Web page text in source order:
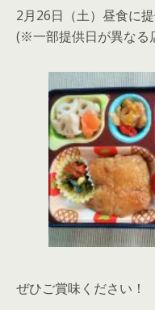
2月26日（土）昼食に提
(※一部提供日が異なる
ぜひご賞味ください！